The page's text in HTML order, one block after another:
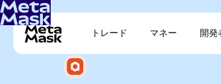
トレード マネー 開発